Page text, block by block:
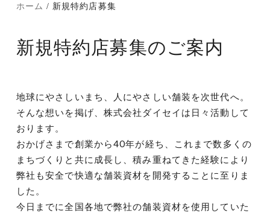
ホーム 新規特約店募集
新規特約店募集のご案内
地球にやさしいまち、人にやさしい舗装を次世代へ。
そんな想いを掲げ、株式会社ダイセイは日々活動して
おります。
おかげさまで創業から40年が経ち、これまで数多くの
まちづくりと共に成長し、積み重ねてきた経験により
弊社も安全で快適な舗装資材を開発することに至りま
した。
今日までに全国各地で弊社の舗装資材を使用していた